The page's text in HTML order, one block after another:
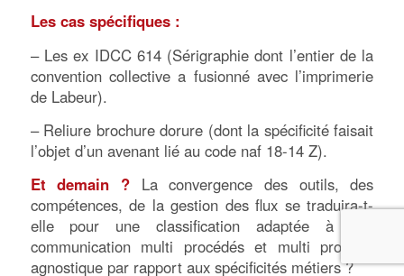
Les cas spécifiques :
– Les ex IDCC 614 (Sérigraphie dont l’entier de la
convention collective a fusionné avec l’imprimerie
de Labeur).
– Reliure brochure dorure (dont la spécificité faisait
l’objet d’un avenant lié au code naf 18-14 Z).
Et demain ?La convergence des outils, des
compétences, de la gestion des flux se traduira-t-
elle pour une classification adaptée à une
communication multi procédés et multi produits
agnostique par rapport aux spécificités métiers ?